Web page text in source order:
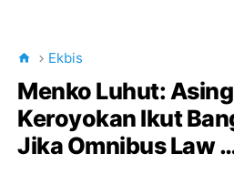
Ekbis
Menko Luhut:
Keroyokan Ikut
Jika Omnibus Law